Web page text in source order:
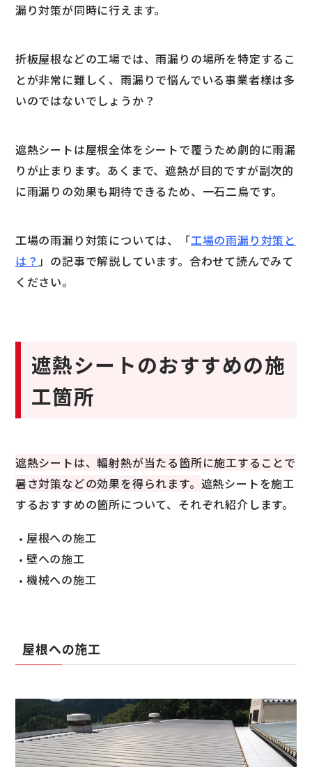
漏り対策が同時に行えます。
折板屋根などの工場では、雨漏りの場所を特定するこ
とが非常に難しく、雨漏りで悩んでいる事業者様は多
いのではないでしょうか？
遮熱シートは屋根全体をシートで覆うため劇的に雨漏
りが止まります。あくまで、遮熱が目的ですが副次的
に雨漏りの効果も期待できるため、一石二鳥です。
工場の雨漏り対策については、「工場の雨漏り対策と
は？ 」の記事で解説しています。合わせて読んでみて
ください。
遮熱シートのおすすめの施
工箇所
遮熱シートは、輻射熱が当たる箇所に施工することで
暑さ対策などの効果を得られます。 遮熱シートを施工
するおすすめの箇所について、それぞれ紹介します。
屋根への施工
壁への施工
機械への施工
屋根への施工